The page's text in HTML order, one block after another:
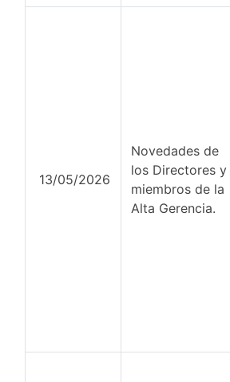
13/05/2026
Novedades de
los Directores y
miembros de la
Alta Gerencia.